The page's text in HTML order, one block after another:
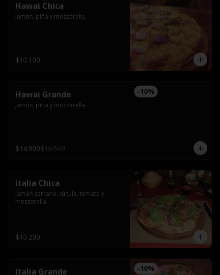
Hawai Chica
Jamón, piña y mozzarella.
$10.100
-10%
Hawai Grande
Jamón, piña y mozzarella.
$14.900$16.500
Italia Chica
Jamón serrano, rúcula, tomate y
mozzarella.
$10.200
-10%
Italia Grande